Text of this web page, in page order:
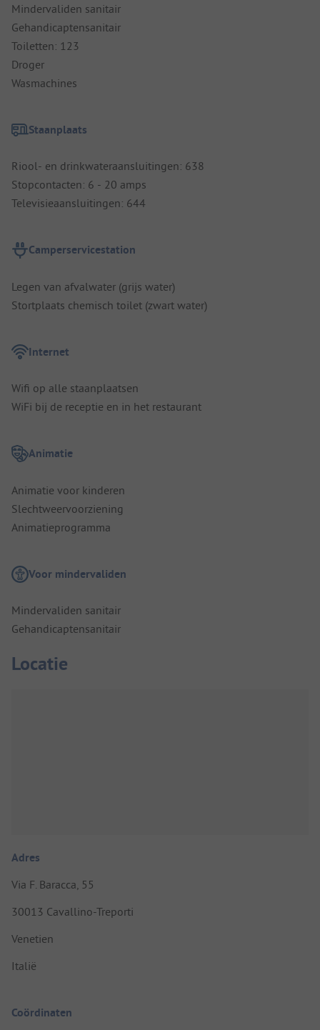
Mindervaliden sanitair
Gehandicaptensanitair
Toiletten: 123
Droger
Wasmachines
Staanplaats
Riool- en drinkwateraansluitingen: 638
Stopcontacten: 6 - 20 amps
Televisieaansluitingen: 644
Camperservicestation
Legen van afvalwater (grijs water)
Stortplaats chemisch toilet (zwart water)
Internet
Wifi op alle staanplaatsen
WiFi bij de receptie en in het restaurant
Animatie
Animatie voor kinderen
Slechtweervoorziening
Animatieprogramma
Voor mindervaliden
Mindervaliden sanitair
Gehandicaptensanitair
Locatie
Adres
Via F. Baracca, 55
30013 Cavallino-Treporti
Venetien
Italië
Coördinaten